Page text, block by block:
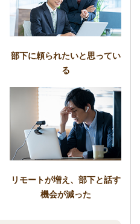
部下に頼られたいと思ってい
る
リモートが増え、部下と話す
機会が減った